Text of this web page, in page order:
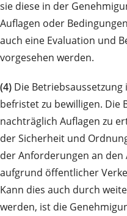
sie diese in der
Auflagen oder
auch eine Evaluation und
vorgesehen werden.
(4) Die
befristet zu bewilligen. Die
nachträglich Auflagen zu
der Sicherheit und
der Anforderungen an
aufgrund öffentlicher
Kann dies auch durch
werden, ist die